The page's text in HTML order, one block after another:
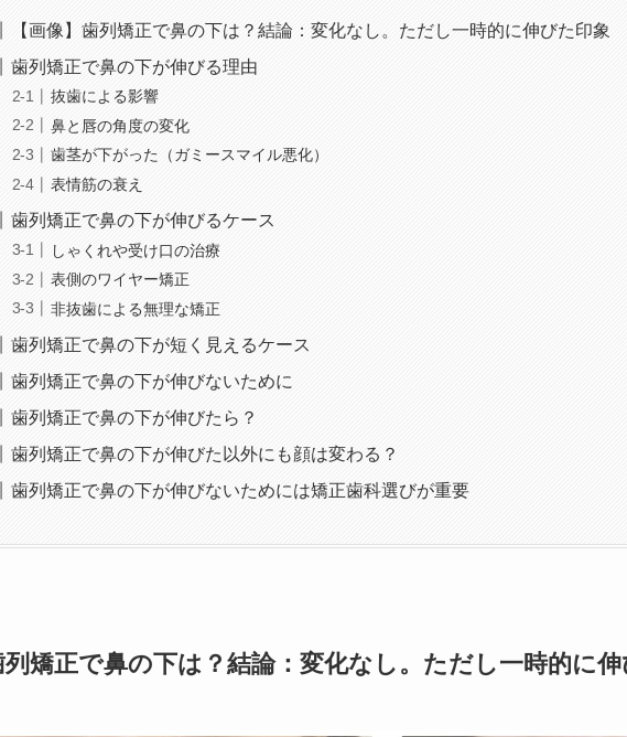
【画像】歯列矯正で鼻の下は？結論：変化なし。ただし一時的に伸びた印象
歯列矯正で鼻の下が伸びる理由
抜歯による影響
鼻と唇の角度の変化
歯茎が下がった（ガミースマイル悪化）
表情筋の衰え
歯列矯正で鼻の下が伸びるケース
しゃくれや受け口の治療
表側のワイヤー矯正
非抜歯による無理な矯正
歯列矯正で鼻の下が短く見えるケース
歯列矯正で鼻の下が伸びないために
歯列矯正で鼻の下が伸びたら？
歯列矯正で鼻の下が伸びた以外にも顔は変わる？
歯列矯正で鼻の下が伸びないためには矯正歯科選びが重要
列矯正で鼻の下は？結論：変化なし。ただし一時的に